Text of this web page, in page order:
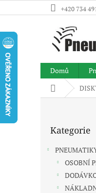
na
+420 734
Domů
Domů
kategorie
Kategorie
OSOBNÍ